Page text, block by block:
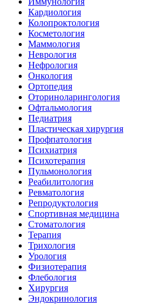
Кардиология
Колопроктология
Косметология
Маммология
Неврология
Нефрология
Онкология
Ортопедия
Оториноларингология
Офтальмология
Педиатрия
Пластическая хирургия
Профпатология
Психиатрия
Психотерапия
Пульмонология
Реабилитология
Ревматология
Репродуктология
Спортивная медицина
Стоматология
Терапия
Трихология
Урология
Физиотерапия
Флебология
Хирургия
Эндокринология